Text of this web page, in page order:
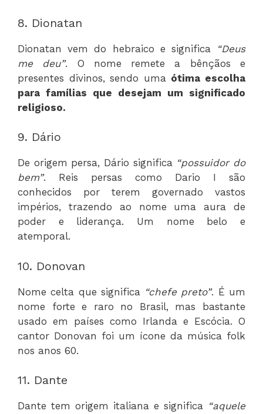
8. Dionatan
Dionatan vem do hebraico e significa
“Deus
me deu”. O nome remete a bênçãos e
presentes divinos, sendo uma ótima escolha
para famílias que desejam um significado
religioso.
9. Dário
De origem persa, Dário significa “possuidor do
bem”. Reis persas como Dario I são
conhecidos por terem governado vastos
impérios, trazendo ao nome uma aura de
poder e liderança. Um nome belo e
atemporal.
10. Donovan
Nome celta que significa “chefe preto”. É um
nome forte e raro no Brasil, mas bastante
usado em países como Irlanda e Escócia. O
cantor Donovan foi um ícone da música folk
nos anos 60.
11. Dante
Dante tem origem italiana e significa “aquele